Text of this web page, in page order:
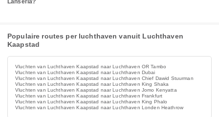
Lanseria?
Populaire routes per luchthaven vanuit Luchthaven
Kaapstad
Vluchten van Luchthaven Kaapstad naar Luchthaven OR Tambo
Vluchten van Luchthaven Kaapstad naar Luchthaven Dubai
Vluchten van Luchthaven Kaapstad naar Luchthaven Chief Dawid Stuurman
Vluchten van Luchthaven Kaapstad naar Luchthaven King Shaka
Vluchten van Luchthaven Kaapstad naar Luchthaven Jomo Kenyatta
Vluchten van Luchthaven Kaapstad naar Luchthaven Frankfurt
Vluchten van Luchthaven Kaapstad naar Luchthaven King Phalo
Vluchten van Luchthaven Kaapstad naar Luchthaven Londen Heathrow